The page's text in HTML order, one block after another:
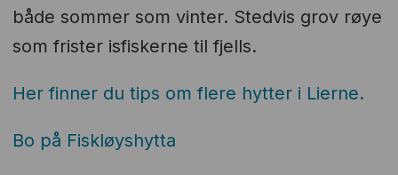
både sommer som vinter. Stedvis grov røye
som frister isfiskerne til fjells.
Her finner du tips om flere hytter i Lierne.
Bo på Fiskløyshytta